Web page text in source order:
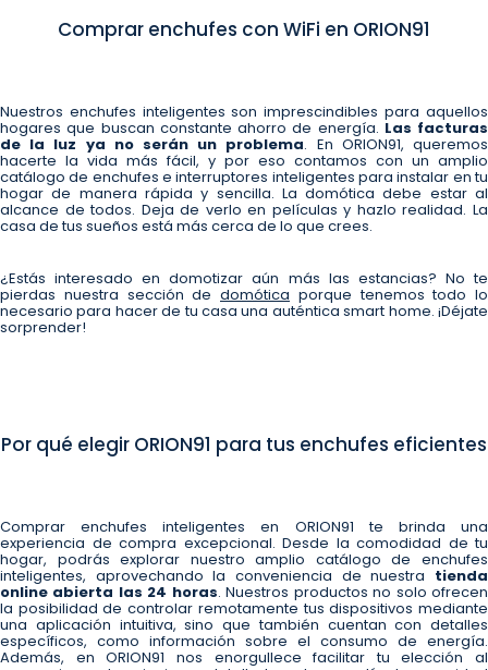
Comprar enchufes con WiFi en ORION91
Nuestros enchufes inteligentes son imprescindibles para aquellos
hogares que buscan constante ahorro de energía. Las facturas
de la luz ya no serán un problema. En ORION91, queremos
hacerte la vida más fácil, y por eso contamos con un amplio
catálogo de enchufes e interruptores inteligentes para instalar en tu
hogar de manera rápida y sencilla. La domótica debe estar al
alcance de todos. Deja de verlo en películas y hazlo realidad. La
casa de tus sueños está más cerca de lo que crees.
¿Estás interesado en domotizar aún más las estancias? No te
pierdas nuestra sección de domótica porque tenemos todo lo
necesario para hacer de tu casa una auténtica smart home. ¡Déjate
sorprender!
Por qué elegir ORION91 para tus enchufes eficientes
Comprar enchufes inteligentes en ORION91 te brinda una
experiencia de compra excepcional. Desde la comodidad de tu
hogar, podrás explorar nuestro amplio catálogo de enchufes
inteligentes, aprovechando la conveniencia de nuestra tienda
online abierta las 24 horas. Nuestros productos no solo ofrecen
la posibilidad de controlar remotamente tus dispositivos mediante
una aplicación intuitiva, sino que también cuentan con detalles
específicos, como información sobre el consumo de energía.
Además, en ORION91 nos enorgullece facilitar tu elección al